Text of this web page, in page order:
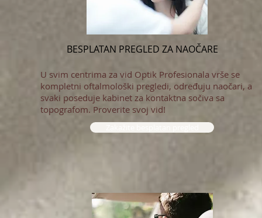
BESPLATAN PREGLED ZA NAOČARE
U svim centrima za vid Optik Profesionala vrše se
kompletni oftalmološki pregledi, određuju naočari, a
svaki poseduje kabinet za kontaktna sočiva sa
topografom. Proverite svoj vid!